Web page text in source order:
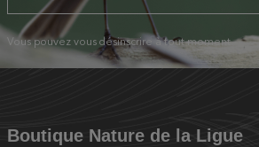
Vous pouvez vous désinscrire à tout moment.
Boutique Nature de la Ligue